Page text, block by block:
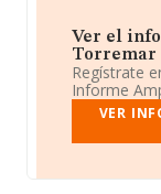
Ver el
Torremar
Regístrate
Informe
VER